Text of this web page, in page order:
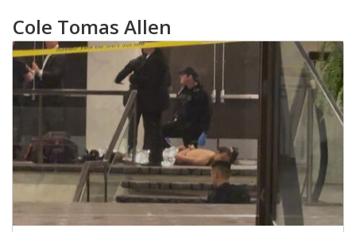
Cole Tomas Allen